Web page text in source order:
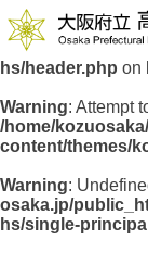
Warning:
osaka.jp/
hs/header.php on
Warning: Attempt
/home/
content/themes/
Warning:
osaka.jp/
hs/single-